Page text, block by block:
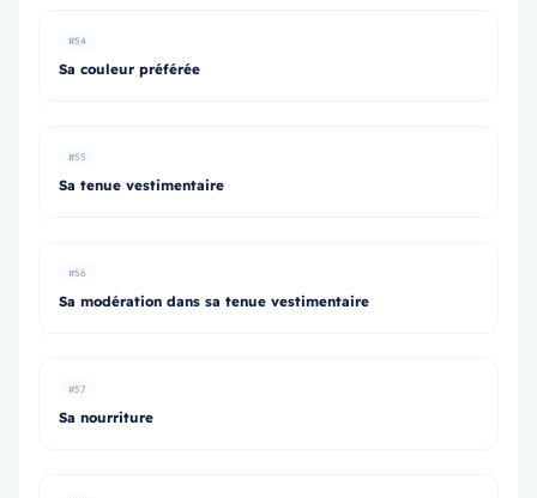
#54
Sa couleur préférée
#55
Sa tenue vestimentaire
#56
Sa modération dans sa tenue vestimentaire
#57
Sa nourriture